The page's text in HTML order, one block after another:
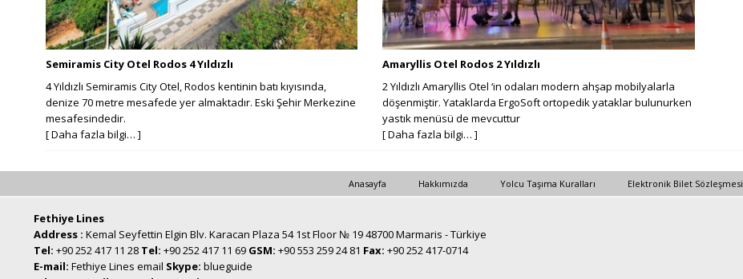
Semiramis City Otel Rodos 4 Yıldızlı
4 Yıldızlı Semiramis City Otel, Rodos kentinin batı kıyısında,
denize 70 metre mesafede yer almaktadır. Eski Şehir Merkezine
mesafesindedir.
[ Daha fazla bilgi… ]
Amaryllis Otel Rodos 2 Yıldızlı
2 Yıldızlı Amaryllis Otel ‘in odaları modern ahşap mobilyalarla
döşenmiştir. Yataklarda ErgoSoft ortopedik yataklar bulunurken
yastık menüsü de mevcuttur
[ Daha fazla bilgi… ]
Anasayfa Hakkımızda Yolcu Taşıma Kuralları Elektronik Bilet Sözleşmesi
Fethiye Lines
Address : Kemal Seyfettin Elgin Blv. Karacan Plaza 54 1st Floor № 19 48700 Marmaris - Türkiye
Tel: +90 252 417 11 28 Tel: +90 252 417 11 69 GSM: +90 553 259 24 81 Fax: +90 252 417-0714
E-mail: Fethiye Lines email Skype: blueguide